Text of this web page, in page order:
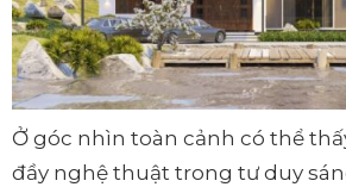
Ở góc nhìn toàn cảnh có thể
đầy nghệ thuật trong tư duy